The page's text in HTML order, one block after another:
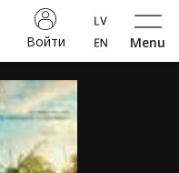
Menu
Войти